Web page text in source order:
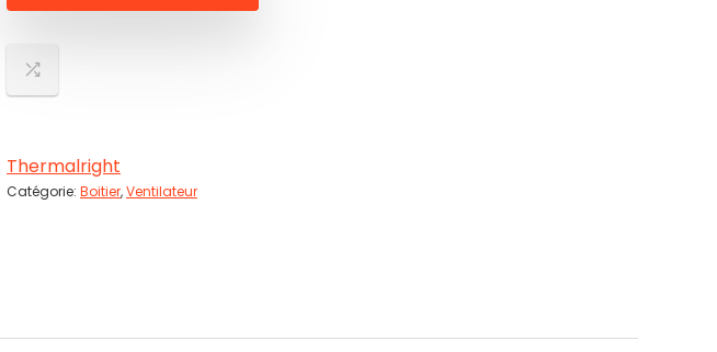
Thermalright
Catégorie: Boitier,Ventilateur